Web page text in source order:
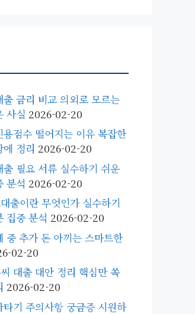
출 금리 비교 의외로 모르는
사실 2026-02-20
용점수 떨어지는 이유 복잡한
에 정리 2026-02-20
출 필요 서류 실수하기 쉬운
분석 2026-02-20
출이란 무엇인가 실수하기
집중 분석 2026-02-20
중 추가 돈 아끼는 스마트한
02-20
대출 대안 정리 핵심만 쏙
2026-02-20
타기 주의사항 궁금증 시원하